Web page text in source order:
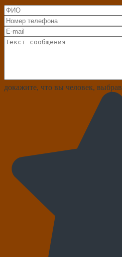
докажите, что вы человек, выбрав